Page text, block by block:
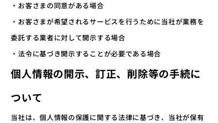
・お客さまの同意がある場合
・お客さまが希望されるサービスを行うために当社が業務を
委託する業者に対して開示する場合
・法令に基づき開示することが必要である場合
個人情報の開示、訂正、削除等の手続に
ついて
当社は、個人情報の保護に関する法律に基づき、当社が保有